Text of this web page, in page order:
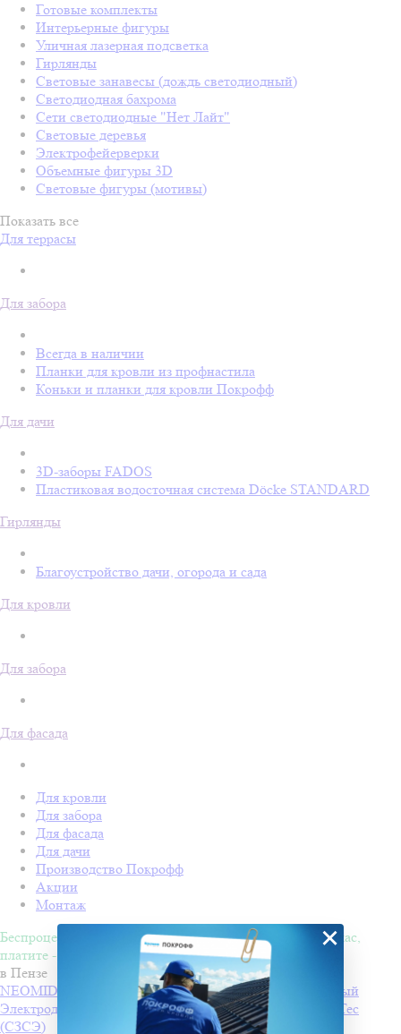
Готовые комплекты
Интерьерные фигуры
Уличная лазерная подсветка
Гирлянды
Световые занавесы (дождь светодиодный)
Светодиодная бахрома
Сети светодиодные "Нет Лайт"
Световые деревья
Электрофейерверки
Объемные фигуры 3D
Световые фигуры (мотивы)
Показать все
Для террасы
Для забора
Всегда в наличии
Планки для кровли из профнастила
Коньки и планки для кровли Покрофф
Для дачи
3D-заборы FADOS
Пластиковая водосточная система Döcke STANDARD
Гирлянды
Благоустройство дачи, огорода и сада
Для кровли
Для забора
Для фасада
Для кровли
Для забора
Для фасада
Для дачи
Производство Покрофф
Акции
Монтаж
Беспроцентная рассрочка на 4 месяца. Покупайте - сейчас,
платите - потом!
в Пензе
NEOMID 430 eco Антисептик-консервант невымываемый
Электроды РЦ ТМ MONOLITH Производитель
PlasmaTec
(СЗСЭ)
×